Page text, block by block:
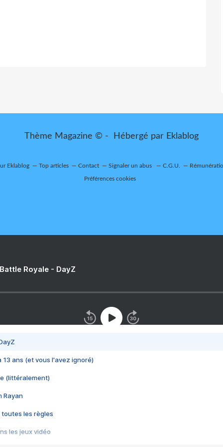
Thème Magazine © - Hébergé par Eklablog
Eklablog Top articles Contact Signaler un abus C.G.U.
Préférences cookies
Royale - DayZ
13 ans (et vous l'avez ignoré)
(littéralement)
Rayan
toutes les règles
les jeux vidéo